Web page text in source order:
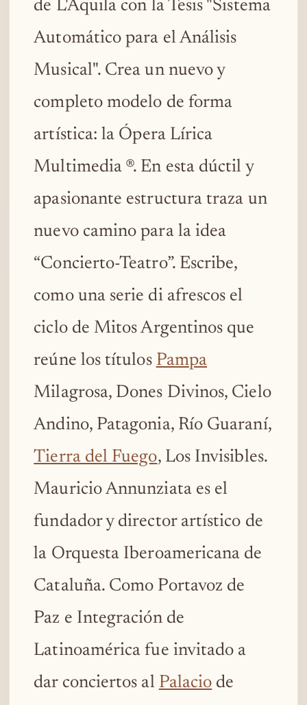
de L'Aquila con la Tesis "Sistema
Automático para el Análisis
Musical". Crea un nuevo y
completo modelo de forma
artística: la Ópera Lírica
Multimedia ®. En esta dúctil y
apasionante estructura traza un
nuevo camino para la idea
“Concierto-Teatro”. Escribe,
como una serie di afrescos el
ciclo de Mitos Argentinos que
reúne los títulos Pampa
Milagrosa, Dones Divinos, Cielo
Andino, Patagonia, Río Guaraní,
Tierra del Fuego, Los Invisibles.
Mauricio Annunziata es el
fundador y director artístico de
la Orquesta Iberoamericana de
Cataluña. Como Portavoz de
Paz e Integración de
Latinoamérica fue invitado a
dar conciertos al Palacio de